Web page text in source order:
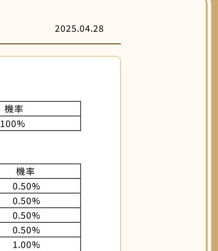
2025.04.28
機率
100%
機率
0.50%
0.50%
0.50%
0.50%
1.00%